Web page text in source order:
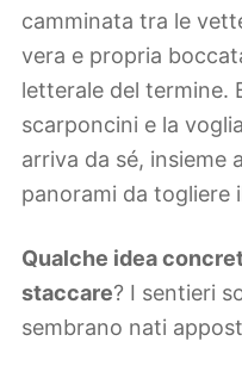
camminata tra le
vera e propria
letterale del termine.
scarponcini e la
arriva da sé, insieme
panorami da togliere
Qualche idea
staccare? I sentieri
sembrano nati